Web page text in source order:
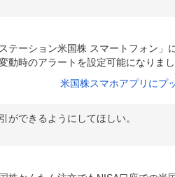
テーション米国株 スマートフォン」
動時のアラートを設定可能になりま
米国株スマホアプリにプ
ができるようにしてほしい。